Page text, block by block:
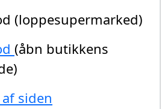
(loppesupermarked)
(åbn butikkens
siden